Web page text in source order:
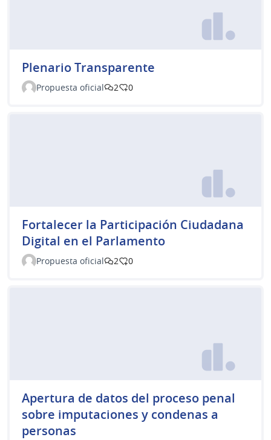
Plenario Transparente
Propuesta oficial 2 0
Fortalecer la Participación Ciudadana
Digital en el Parlamento
Propuesta oficial 2 0
Apertura de datos del proceso penal
sobre imputaciones y condenas a
personas